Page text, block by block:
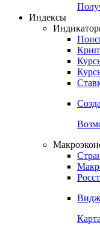
Индексы